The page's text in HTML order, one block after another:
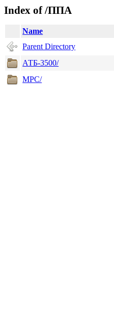
Index of /ППА
Name
Parent Directory
АТБ-3500/
MPC/